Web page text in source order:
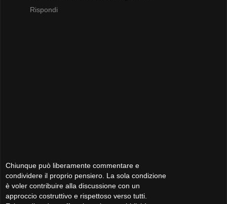
Rispondi
Chiunque può liberamente commentare e
condividere il proprio pensiero. La sola condizione
è voler contribuire alla discussione con un
approccio costruttivo e rispettoso verso tutti.